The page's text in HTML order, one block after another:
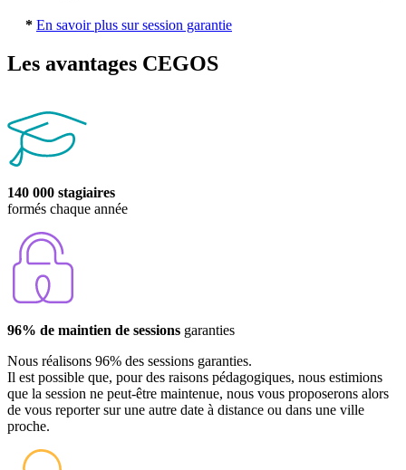
* En savoir plus sur session garantie
Les avantages CEGOS
140 000 stagiaires
formés chaque année
96% de maintien de sessions garanties
Nous réalisons 96% des sessions garanties.
Il est possible que, pour des raisons pédagogiques, nous estimions
que la session ne peut-être maintenue, nous vous proposerons alors
de vous reporter sur une autre date à distance ou dans une ville
proche.